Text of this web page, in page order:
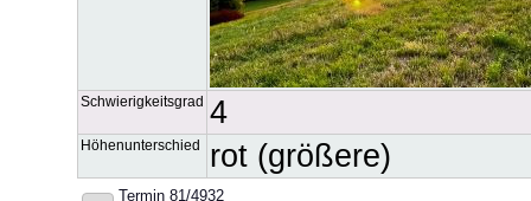
Schwierigkeitsgrad 4
Höhenunterschied rot (größere)
Termin 81/4932